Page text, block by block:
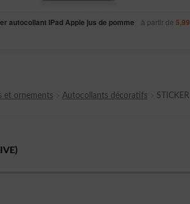
autocollant IPad Apple jus de pomme à partir de 5,99
et ornements Autocollants décoratifs
STICKER